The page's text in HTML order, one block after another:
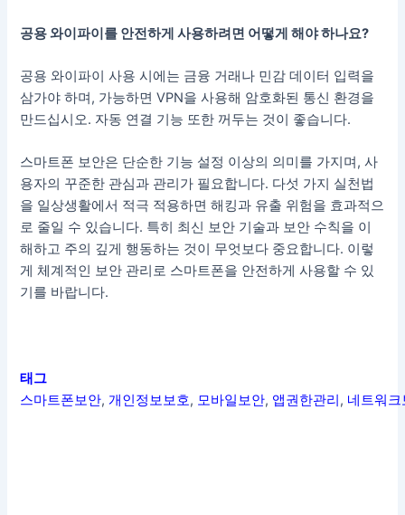
공용 와이파이를 안전하게 사용하려면 어떻게 해야 하나요?
공용 와이파이 사용 시에는 금융 거래나 민감 데이터 입력을
삼가야 하며, 가능하면 VPN을 사용해 암호화된 통신 환경을
만드십시오. 자동 연결 기능 또한 꺼두는 것이 좋습니다.
스마트폰 보안은 단순한 기능 설정 이상의 의미를 가지며, 사
용자의 꾸준한 관심과 관리가 필요합니다. 다섯 가지 실천법
을 일상생활에서 적극 적용하면 해킹과 유출 위험을 효과적으
로 줄일 수 있습니다. 특히 최신 보안 기술과 보안 수칙을 이
해하고 주의 깊게 행동하는 것이 무엇보다 중요합니다. 이렇
게 체계적인 보안 관리로 스마트폰을 안전하게 사용할 수 있
기를 바랍니다.
태그
스마트폰보안, 개인정보보호, 모바일보안, 앱권한관리, 네트워크